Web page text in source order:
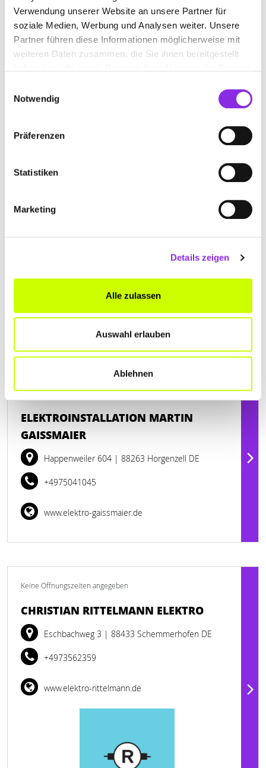
Verwendung unserer Website an unsere Partner für
soziale Medien, Werbung und Analysen weiter. Unsere
Partner führen diese Informationen möglicherweise mit
weiteren Daten zusammen, die Sie ihnen bereitgestellt
Notwendig
Präferenzen
Statistiken
Marketing
Details zeigen
Alle zulassen
Auswahl erlauben
Ablehnen
+4975021478
elektro-sonntag.net
Geschlossen - öffnet morgen um 09:00 Uhr
| 88400 Biberach an der
www.brodbeck-kimmich.de
Geschlossen - öffnet morgen um 09:00 Uhr
ELEKTROINSTALLATION MARTIN
GAISSMAIER
Happenweiler 604 | 88263 Horgenzell DE
+4975041045
www.elektro-gaissmaier.de
Keine Öffnungszeiten angegeben
CHRISTIAN RITTELMANN ELEKTRO
Eschbachweg 3 | 88433 Schemmerhofen DE
+4973562359
www.elektro-rittelmann.de